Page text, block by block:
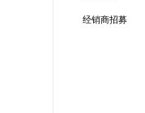
经销商招募